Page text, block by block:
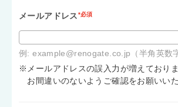
メールアドレス*必須
例: example@renogate.co.jp（半角英数
※メールアドレスの誤入力が増えておりま
お間違いのないようご確認をお願いいた